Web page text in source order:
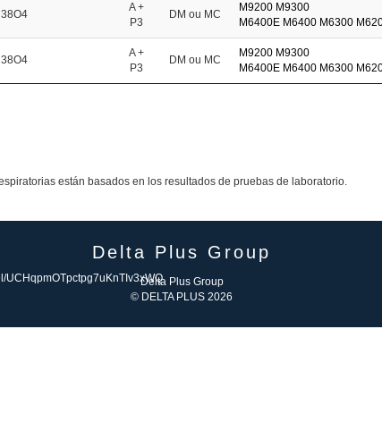
A +
P3
DM ou MC
M9200 M9300
M6400E M6400 M6300
A +
P3
DM ou MC
M9200 M9300
M6400E M6400 M6300
están basados en los resultados de pruebas de laboratorio.
Delta Plus Group
Delta Plus Group
© DELTA PLUS 2026